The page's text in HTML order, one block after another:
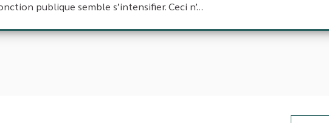
publique semble s’intensifier. Ceci n’...